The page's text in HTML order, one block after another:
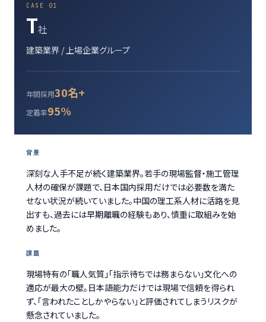
CASE 01
T社
建築業界 / 上場企業グループ
年間採用30名+
定着率95%
背景
深刻な人手不足が続く建築業界。若手の現場監督・施工管理
人材の確保が課題で、日本国内採用だけでは必要数を満た
せない状況が続いていました。中国の理工系人材に活路を見
出すも、過去には早期離職の経験もあり、慎重に取組みを始
めました。
課題
現場特有の「職人気質」「指示待ちでは務まらない」文化への
適応が最大の壁。日本語能力だけでは現場で信頼を得られ
ず、「言われたことしかやらない」と評価されてしまうリスクが
懸念されていました。